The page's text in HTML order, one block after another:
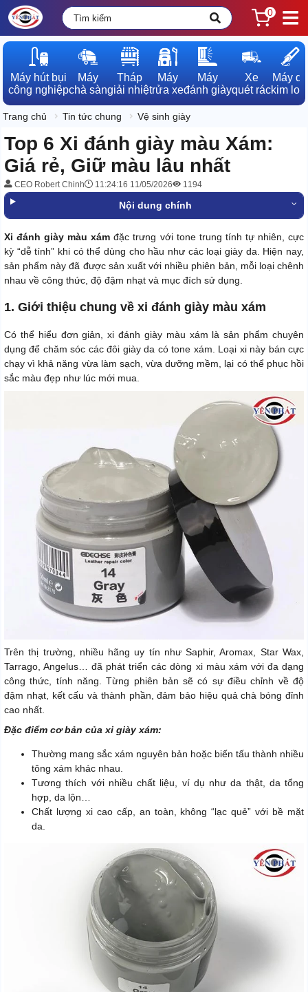
0
Máy hút bụi
công nghiệp
Máy
chà sàn
Tháp
giải nhiệt
Máy
rửa xe
Máy
đánh giày
Xe
quét rác
Máy dò
kim loại
Trang chủ Tin tức chung Vệ sinh giày
Top 6 Xi đánh giày màu Xám:
Giá rẻ, Giữ màu lâu nhất
CEO Robert Chinh 11:24:16 11/05/2026 1194
Nội dung chính
Xi đánh giày màu xámđặc trưng với tone trung tính tự nhiên, cực
kỳ “dễ tính” khi có thể dùng cho hầu như các loại giày da. Hiện nay,
sản phẩm này đã được sản xuất với nhiều phiên bản, mỗi loại chênh
nhau về công thức, độ đậm nhạt và mục đích sử dụng.
1. Giới thiệu chung về xi đánh giày màu xám
Có thể hiểu đơn giản, xi đánh giày màu xám là sản phẩm chuyên
dụng để chăm sóc các đôi giày da có tone xám. Loại xi này bán cực
chạy vì khả năng vừa làm sạch, vừa dưỡng mềm, lại có thể phục hồi
sắc màu đẹp như lúc mới mua.
Trên thị trường, nhiều hãng uy tín như Saphir, Aromax, Star Wax,
Tarrago, Angelus… đã phát triển các dòng xi màu xám với đa dạng
công thức, tính năng. Từng phiên bản sẽ có sự điều chỉnh về độ
đậm nhạt, kết cấu và thành phần, đảm bảo hiệu quả chà bóng đỉnh
cao nhất.
Đặc điểm cơ bản của xi giày xám:
Thường mang sắc xám nguyên bản hoặc biến tấu thành nhiều
tông xám khác nhau.
Tương thích với nhiều chất liệu, ví dụ như da thật, da tổng
hợp, da lộn…
Chất lượng xi cao cấp, an toàn, không “lạc quẻ” với bề mặt
da.